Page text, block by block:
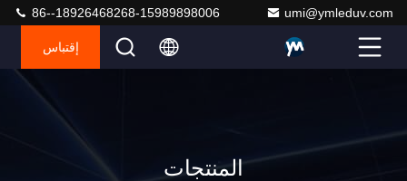
umi@ymleduv.com
86--18926468268-15989898006
إقتباس
المنتجات